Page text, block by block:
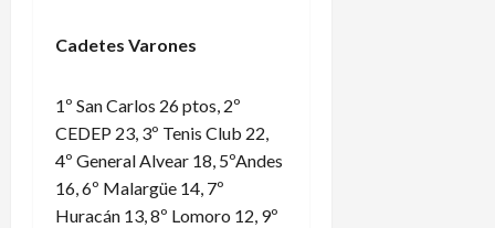
Cadetes Varones
1º San Carlos 26 ptos, 2º
CEDEP 23, 3º Tenis Club 22,
4º General Alvear 18, 5ºAndes
16, 6º Malargüe 14, 7º
Huracán 13, 8º Lomoro 12, 9º